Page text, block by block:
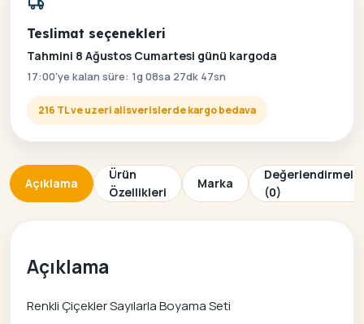
Teslimat seçenekleri
Tahmini 8 Ağustos Cumartesi günü kargoda
17:00'ye kalan süre: 1g 08sa 27dk 47sn
216 TL ve uzeri alisverislerde kargo bedava
Açıklama
Ürün
Özellikleri
Marka
(0)
Açıklama
Renkli Çiçekler Sayılarla Boyama Seti